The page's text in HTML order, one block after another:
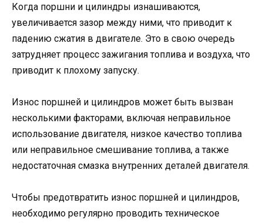
Когда поршни и цилиндры изнашиваются,
увеличивается зазор между ними, что приводит к
падению сжатия в двигателе. Это в свою очередь
затрудняет процесс зажигания топлива и воздуха, что
приводит к плохому запуску.
Износ поршней и цилиндров может быть вызван
несколькими факторами, включая неправильное
использование двигателя, низкое качество топлива
или неправильное смешивание топлива, а также
недостаточная смазка внутренних деталей двигателя.
Чтобы предотвратить износ поршней и цилиндров,
необходимо регулярно проводить техническое